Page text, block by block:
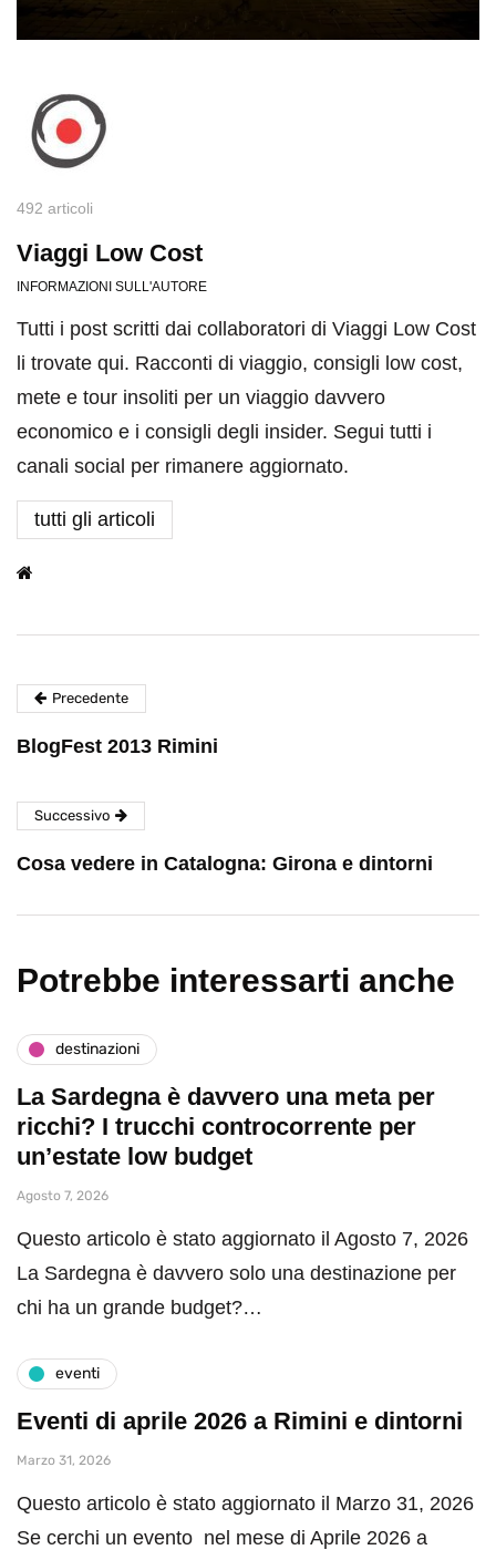
492 articoli
Viaggi Low Cost
INFORMAZIONI SULL'AUTORE
Tutti i post scritti dai collaboratori di Viaggi Low Cost
li trovate qui. Racconti di viaggio, consigli low cost,
mete e tour insoliti per un viaggio davvero
economico e i consigli degli insider. Segui tutti i
canali social per rimanere aggiornato.
tutti gli articoli
Precedente
BlogFest 2013 Rimini
Successivo
Cosa vedere in Catalogna: Girona e dintorni
Potrebbe interessarti anche
destinazioni
La Sardegna è davvero una meta per
ricchi? I trucchi controcorrente per
un’estate low budget
Agosto 7, 2026
Questo articolo è stato aggiornato il Agosto 7, 2026
La Sardegna è davvero solo una destinazione per
chi ha un grande budget?…
eventi
Eventi di aprile 2026 a Rimini e dintorni
Marzo 31, 2026
Questo articolo è stato aggiornato il Marzo 31, 2026
Se cerchi un evento nel mese di Aprile 2026 a